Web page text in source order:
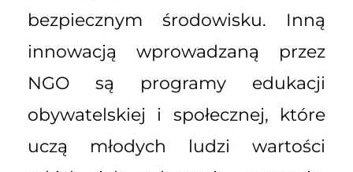
bezpiecznym środowisku. Inną
innowacją wprowadzaną przez
NGO są programy edukacji
obywatelskiej i społecznej, które
uczą młodych ludzi wartości